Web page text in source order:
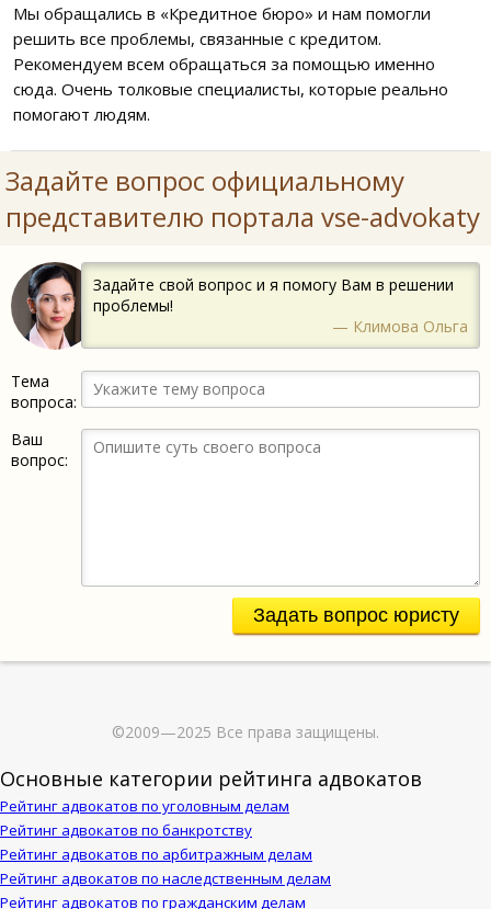
Мы обращались в «Кредитное бюро» и нам помогли
решить все проблемы, связанные с кредитом.
Рекомендуем всем обращаться за помощью именно
сюда. Очень толковые специалисты, которые реально
помогают людям.
Задайте вопрос официальному
представителю портала vse-advokaty
Задайте свой вопрос и я помогу Вам в решении
проблемы!
— Климова Ольга
Тема
вопроса:
Ваш
вопрос:
Задать вопрос юристу
©2009—2025 Все права защищены.
Основные категории рейтинга адвокатов
Рейтинг адвокатов по уголовным делам
Рейтинг адвокатов по банкротству
Рейтинг адвокатов по арбитражным делам
Рейтинг адвокатов по наследственным делам
Рейтинг адвокатов по гражданским делам